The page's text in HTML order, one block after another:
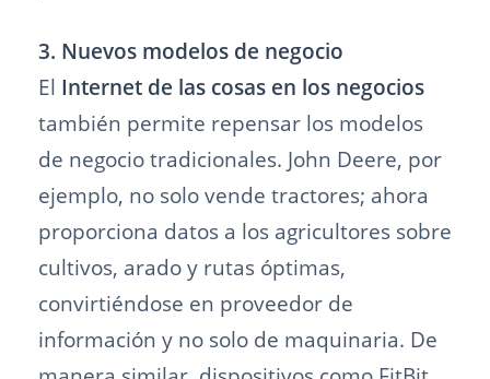
3. Nuevos modelos de negocio
El Internet de las cosas en los negocios
también permite repensar los modelos
de negocio tradicionales. John Deere, por
ejemplo, no solo vende tractores; ahora
proporciona datos a los agricultores sobre
cultivos, arado y rutas óptimas,
convirtiéndose en proveedor de
información y no solo de maquinaria. De